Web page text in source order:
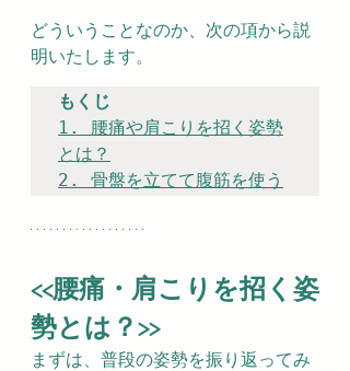
どういうことなのか、次の項から説
明いたします。
もくじ
1. 腰痛や肩こりを招く姿勢
とは？
2. 骨盤を立てて腹筋を使う
<<腰痛・肩こりを招く姿
勢とは？>>
まずは、普段の姿勢を振り返ってみ